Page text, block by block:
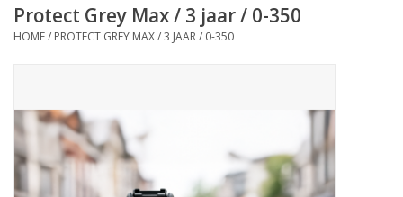
PROMO
Contact
Protect Grey Max / 3 jaar / 0-350
HOME/ PROTECT GREY MAX / 3 JAAR / 0-350